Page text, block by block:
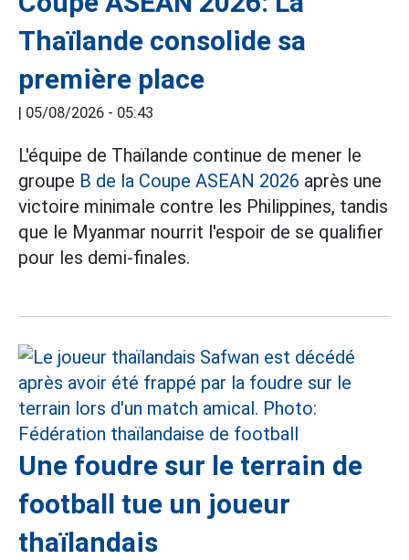
Thaïlande consolide sa
première place
| 05/08/2026 - 05:43
L'équipe de Thaïlande continue de mener le
groupe B de la Coupe ASEAN 2026 après une
victoire minimale contre les Philippines, tandis
que le Myanmar nourrit l'espoir de se qualifier
pour les demi-finales.
Une foudre sur le terrain de
football tue un joueur
thaïlandais